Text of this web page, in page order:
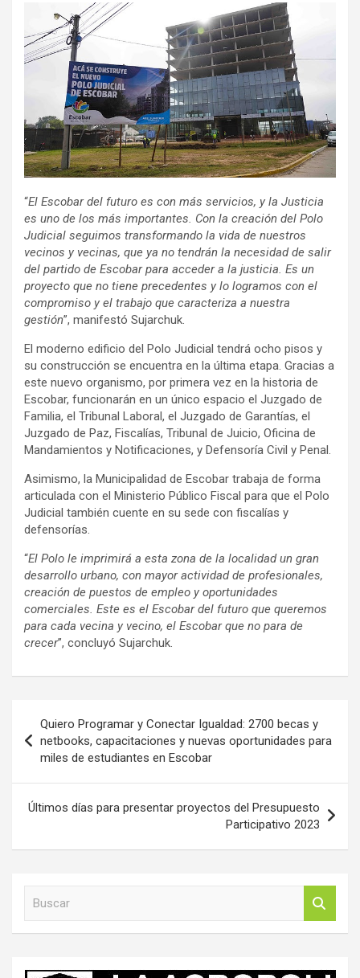
“El Escobar del futuro es con más servicios, y la Justicia
es uno de los más importantes. Con la creación del Polo
Judicial seguimos transformando la vida de nuestros
vecinos y vecinas, que ya no tendrán la necesidad de salir
del partido de Escobar para acceder a la justicia. Es un
proyecto que no tiene precedentes y lo logramos con el
compromiso y el trabajo que caracteriza a nuestra
gestión”, manifestó Sujarchuk.
El moderno edificio del Polo Judicial tendrá ocho pisos y
su construcción se encuentra en la última etapa. Gracias a
este nuevo organismo, por primera vez en la historia de
Escobar, funcionarán en un único espacio el Juzgado de
Familia, el Tribunal Laboral, el Juzgado de Garantías, el
Juzgado de Paz, Fiscalías, Tribunal de Juicio, Oficina de
Mandamientos y Notificaciones, y Defensoría Civil y Penal.
Asimismo, la Municipalidad de Escobar trabaja de forma
articulada con el Ministerio Público Fiscal para que el Polo
Judicial también cuente en su sede con fiscalías y
defensorías.
“El Polo le imprimirá a esta zona de la localidad un gran
desarrollo urbano, con mayor actividad de profesionales,
creación de puestos de empleo y oportunidades
comerciales. Este es el Escobar del futuro que queremos
para cada vecina y vecino, el Escobar que no para de
crecer”, concluyó Sujarchuk.
de
entradas
Quiero Programar y Conectar Igualdad: 2700 becas y
netbooks, capacitaciones y nuevas oportunidades para
miles de estudiantes en Escobar
Últimos días para presentar proyectos del Presupuesto
Participativo 2023